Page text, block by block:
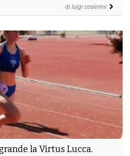
di luigi cosimini
la Virtus Lucca.